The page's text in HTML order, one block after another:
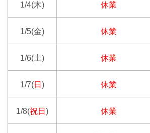
1/4(木) 休業
1/5(金) 休業
1/6(土) 休業
1/7(日 ) 休業
1/8(祝日 ) 休業